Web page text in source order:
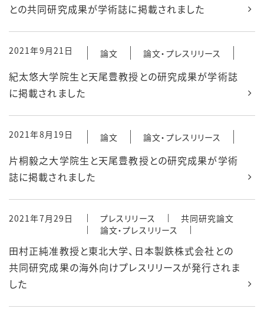
との共同研究成果が学術誌に掲載されました
2021年9月21日 論文 論文・プレスリリース
紀太悠大学院生と天尾豊教授との研究成果が学術誌
に掲載されました
2021年8月19日 論文 論文・プレスリリース
片桐毅之大学院生と天尾豊教授との研究成果が学術
誌に掲載されました
2021年7月29日 プレスリリース
共同研究論文
論文・プレスリリース
田村正純准教授と東北大学、日本製鉄株式会社との
共同研究成果の海外向けプレスリリースが発行されま
した